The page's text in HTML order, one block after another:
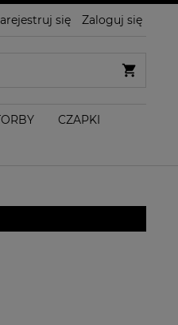
się Zaloguj się
CZAPKI